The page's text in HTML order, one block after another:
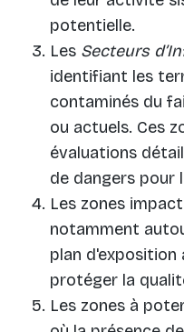
potentielle.
Les Secteurs
identifiant les
contaminés du
ou actuels. Ces
évaluations
de dangers pour
Les zones
notamment
plan
protéger la
Les zones à